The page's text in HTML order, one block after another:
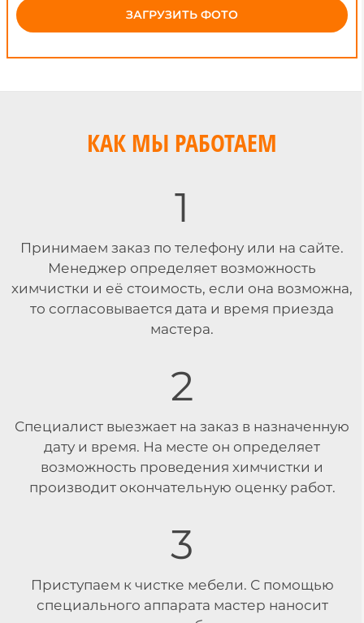
ЗАГРУЗИТЬ ФОТО
КАК МЫ РАБОТАЕМ
1
Принимаем заказ по телефону или на сайте.
Менеджер определяет возможность
химчистки и её стоимость, если она возможна,
то согласовывается дата и время приезда
мастера.
2
Специалист выезжает на заказ в назначенную
дату и время. На месте он определяет
возможность проведения химчистки и
производит окончательную оценку работ.
3
Приступаем к чистке мебели. С помощью
специального аппарата мастер наносит